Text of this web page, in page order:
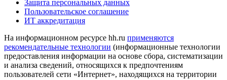
Защита персональных данных
Пользовательское соглашение
ИТ аккредитация
На информационном ресурсе hh.ru применяются
рекомендательные технологии (информационные технологии
предоставления информации на основе сбора, систематизации
и анализа сведений, относящихся к предпочтениям
пользователей сети «Интернет», находящихся на территории